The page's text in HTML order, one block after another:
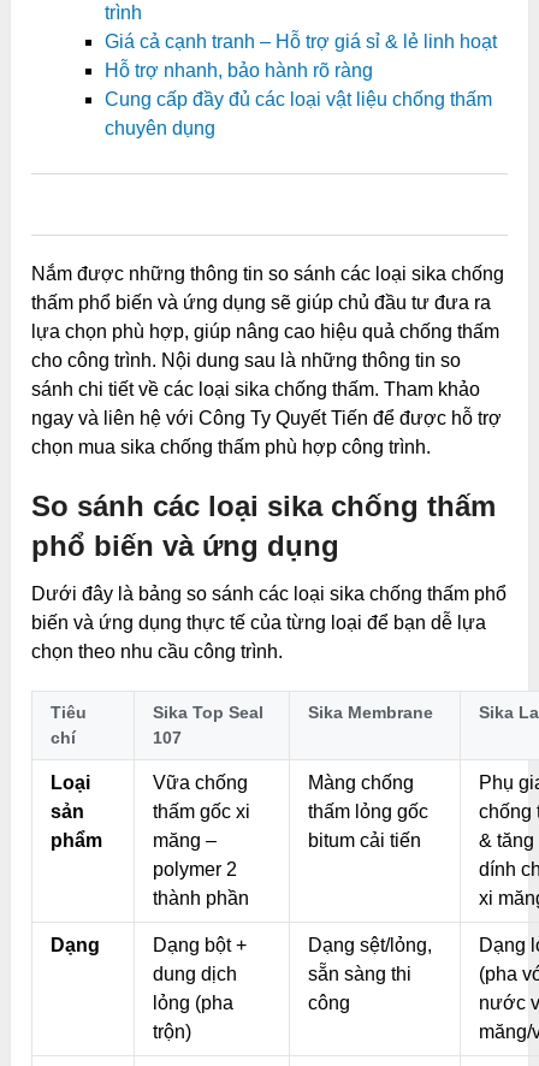
trình
Giá cả cạnh tranh – Hỗ trợ giá sỉ & lẻ linh hoạt
Hỗ trợ nhanh, bảo hành rõ ràng
Cung cấp đầy đủ các loại vật liệu chống thấm
chuyên dụng
Nắm được những thông tin so sánh các loại sika chống
thấm phổ biến và ứng dụng sẽ giúp chủ đầu tư đưa ra
lựa chọn phù hợp, giúp nâng cao hiệu quả chống thấm
cho công trình. Nội dung sau là những thông tin so
sánh chi tiết về các loại sika chống thấm. Tham khảo
ngay và liên hệ với Công Ty Quyết Tiến để được hỗ trợ
chọn mua sika chống thấm phù hợp công trình.
So sánh các loại sika chống thấm
phổ biến và ứng dụng
Dưới đây là bảng so sánh các loại sika chống thấm phổ
biến và ứng dụng thực tế của từng loại để bạn dễ lựa
chọn theo nhu cầu công trình.
Tiêu
chí
Sika Top Seal
107
Sika Membrane Sika
Loại
sản
phẩm
Vữa chống
thấm gốc xi
măng –
polymer 2
thành phần
Màng chống
thấm lỏng gốc
bitum cải tiến
Phụ
chống
& tăng
dính
xi
Dạng
Dạng bột +
dung dịch
lỏng (pha
trộn)
Dạng sệt/lỏng,
sẵn sàng thi
công
Dạng
(pha
nước
măng/